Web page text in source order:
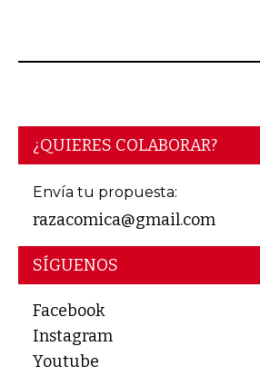
¿QUIERES COLABORAR?
Envía tu propuesta:
razacomica@gmail.com
SÍGUENOS
Facebook
Instagram
Youtube